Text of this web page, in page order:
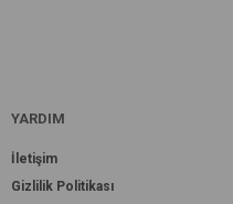
YARDIM
İletişim
Gizlilik Politikası